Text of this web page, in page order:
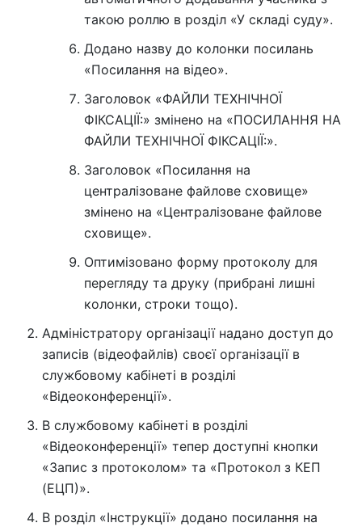
такою роллю в розділ «У складі суду».
Додано назву до колонки посилань
«Посилання на відео».
Заголовок «ФАЙЛИ ТЕХНІЧНОЇ
ФІКСАЦІЇ:» змінено на «ПОСИЛАННЯ НА
ФАЙЛИ ТЕХНІЧНОЇ ФІКСАЦІЇ:».
Заголовок «Посилання на
централізоване файлове сховище»
змінено на «Централізоване файлове
сховище».
Оптимізовано форму протоколу для
перегляду та друку (прибрані лишні
колонки, строки тощо).
Адміністратору організації надано доступ до
записів (відеофайлів) своєї організації в
службовому кабінеті в розділі
«Відеоконференції».
В службовому кабінеті в розділі
«Відеоконференції» тепер доступні кнопки
«Запис з протоколом» та «Протокол з КЕП
(ЕЦП)».
В розділ «Інструкції» додано посилання на